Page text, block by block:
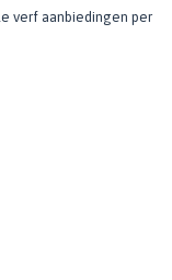
verf aanbiedingen per